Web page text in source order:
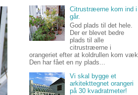
Citrustræerne kom ind i
går.
God plads til det hele.
Der er blevet bedre
plads til alle
citrustræerne i
orangeriet efter at koldrullen kom væk.
Den har fået en ny plads...
Vi skal bygge et
arkitekttegnet orangeri
på 30 kvadratmeter!